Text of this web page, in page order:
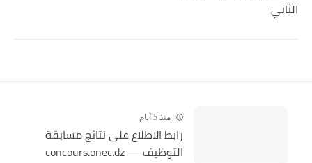
الثاني
منذ 5 أيام
رابط الاطلاع على نتائج مسابقة
التوظيف — concours.onec.dz